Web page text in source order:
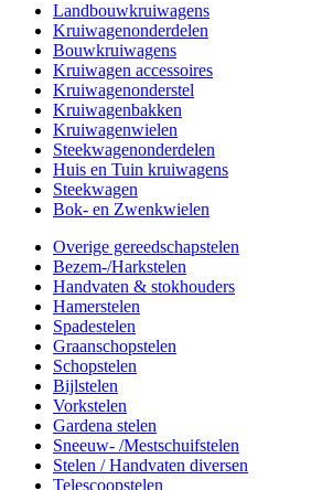
Landbouwkruiwagens
Kruiwagenonderdelen
Bouwkruiwagens
Kruiwagen accessoires
Kruiwagenonderstel
Kruiwagenbakken
Kruiwagenwielen
Steekwagenonderdelen
Huis en Tuin kruiwagens
Steekwagen
Bok- en Zwenkwielen
Overige gereedschapstelen
Bezem-/Harkstelen
Handvaten & stokhouders
Hamerstelen
Spadestelen
Graanschopstelen
Schopstelen
Bijlstelen
Vorkstelen
Gardena stelen
Sneeuw- /Mestschuifstelen
Stelen / Handvaten diversen
Telescoopstelen